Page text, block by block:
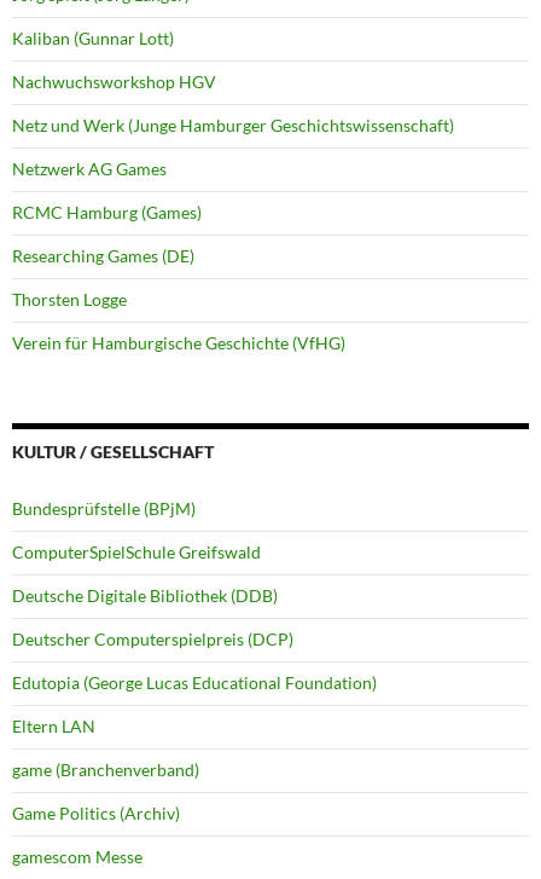
Kaliban (Gunnar Lott)
Nachwuchsworkshop HGV
Netz und Werk (Junge Hamburger Geschichtswissenschaft)
Netzwerk AG Games
RCMC Hamburg (Games)
Researching Games (DE)
Thorsten Logge
Verein für Hamburgische Geschichte (VfHG)
KULTUR / GESELLSCHAFT
Bundesprüfstelle (BPjM)
ComputerSpielSchule Greifswald
Deutsche Digitale Bibliothek (DDB)
Deutscher Computerspielpreis (DCP)
Edutopia (George Lucas Educational Foundation)
Eltern LAN
game (Branchenverband)
Game Politics (Archiv)
gamescom Messe